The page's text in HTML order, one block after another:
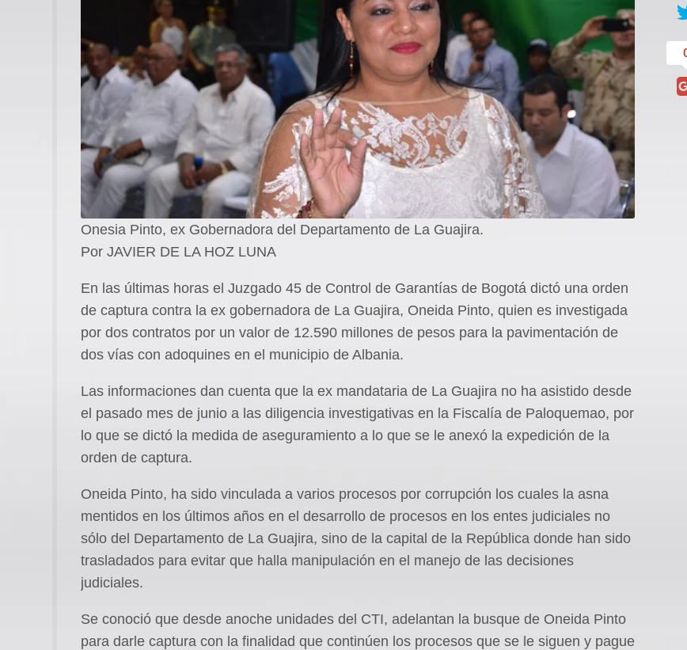
Onesia Pinto, ex Gobernadora del Departamento de La Guajira.
Por JAVIER DE LA HOZ LUNA
En las últimas horas el Juzgado 45 de Control de Garantías de Bogotá dictó una orden
de captura contra la ex gobernadora de La Guajira, Oneida Pinto, quien es investigada
por dos contratos por un valor de 12.590 millones de pesos para la pavimentación de
dos vías con adoquines en el municipio de Albania.
Las informaciones dan cuenta que la ex mandataria de La Guajira no ha asistido desde
el pasado mes de junio a las diligencia investigativas en la Fiscalía de Paloquemao, por
lo que se dictó la medida de aseguramiento a lo que se le anexó la expedición de la
orden de captura.
Oneida Pinto, ha sido vinculada a varios procesos por corrupción los cuales la asna
mentidos en los últimos años en el desarrollo de procesos en los entes judiciales no
sólo del Departamento de La Guajira, sino de la capital de la República donde han sido
trasladados para evitar que halla manipulación en el manejo de las decisiones
judiciales.
Se conoció que desde anoche unidades del CTI, adelantan la busque de Oneida Pinto
para darle captura con la finalidad que continúen los procesos que se le siguen y pague